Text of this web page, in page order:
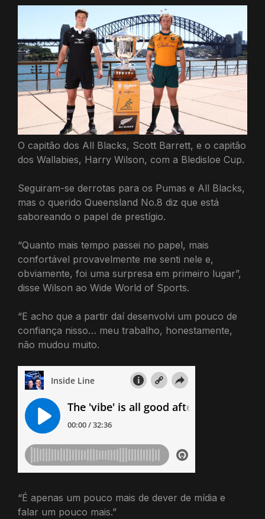
O capitão dos All Blacks, Scott Barrett, e o capitão
dos Wallabies, Harry Wilson, com a Bledisloe Cup.
Seguiram-se derrotas para os Pumas e All Blacks,
mas o querido Queensland No.8 diz que está
saboreando o papel de prestígio.
“Quanto mais tempo passei no papel, mais
confortável provavelmente me senti nele e,
obviamente, foi uma surpresa em primeiro lugar”,
disse Wilson ao Wide World of Sports.
“E acho que a partir daí desenvolvi um pouco de
confiança nisso… meu trabalho, honestamente,
não mudou muito.
“É apenas um pouco mais de dever de mídia e
falar um pouco mais.”